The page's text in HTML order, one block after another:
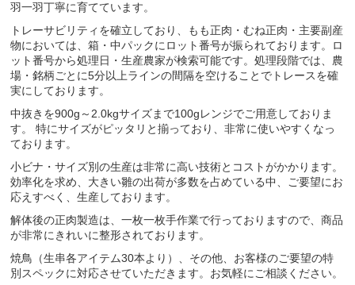
羽一羽丁寧に育てています。
トレーサビリティを確立しており、もも正肉・むね正肉・主要副産
物においては、箱・中パックにロット番号が振られております。ロ
ット番号から処理日・生産農家が検索可能です。処理段階では、農
場・銘柄ごとに5分以上ラインの間隔を空けることでトレースを確
実にしております。
中抜きを900g～2.0kgサイズまで100gレンジでご用意しておりま
す。 特にサイズがピッタリと揃っており、非常に使いやすくなっ
ております。
小ビナ・サイズ別の生産は非常に高い技術とコストがかかります。
効率化を求め、大きい雛の出荷が多数を占めている中、ご要望にお
応えすべく、生産しております。
解体後の正肉製造は、一枚一枚手作業で行っておりますので、商品
が非常にきれいに整形されております。
焼鳥（生串各アイテム30本より）、その他、お客様のご要望の特
別スペックに対応させていただきます。お気軽にご相談ください。